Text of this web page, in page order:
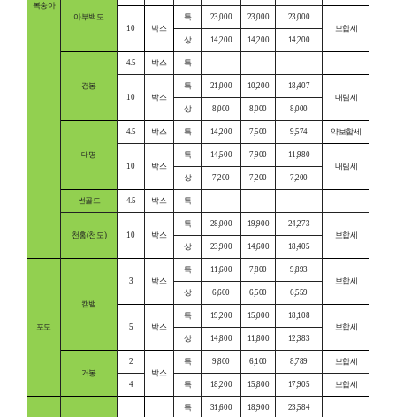
복숭아
아부백도
10 박스
특 23,000 23,000
23,000
보합세
상
14,200 14,200 14,200
경봉
4.5 박스 특
10 박스
특 21,000 10,200
18,407
내림세
상
8,000 8,000 8,000
대명
4.5 박스 특 14,200 7,500 9,574 약보합세
10 박스
특 14,500 7,900
11,980
내림세
상
7,200 7,200 7,200
썬골드 4.5 박스 특
천홍(천도) 10 박스
특 28,000 19,900
24,273
보합세
상
23,900 14,600 18,405
포도
캠밸
3 박스
특 11,600 7,800
9,893
보합세
상
6,600 6,500 6,559
5 박스
특 19,200 15,000
18,108
보합세
상
14,800 11,800 12,383
거봉
2
박스
특 9,800 6,100 8,789 보합세
4 특 18,200 15,800 17,905 보합세
특 31,600 18,900 23,584